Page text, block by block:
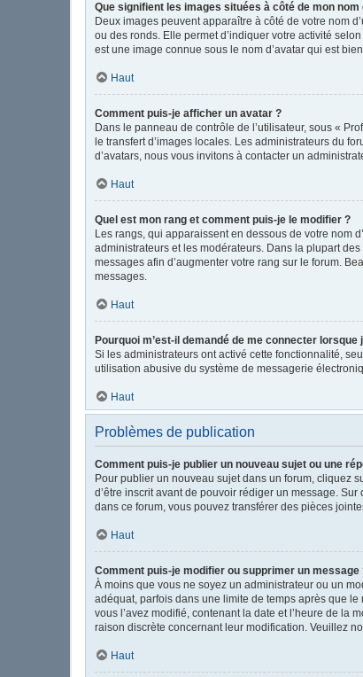
Que signifient les images situées à côté de mon nom
Deux images peuvent apparaître à côté de votre nom
ou des ronds. Elle permet d’indiquer votre activité
est une image connue sous le nom d’avatar qui est
Haut
Comment puis-je afficher un avatar ?
Dans le panneau de contrôle de l’utilisateur, sous «
le transfert d’images locales. Les administrateurs du
d’avatars, nous vous invitons à contacter un
Haut
Quel est mon rang et comment puis-je le modifier ?
Les rangs, qui apparaissent en dessous de votre nom
administrateurs et les modérateurs. Dans la plupart
messages afin d’augmenter votre rang sur le forum.
messages.
Haut
Pourquoi m’est-il demandé de me connecter
Si les administrateurs ont activé cette fonctionnalité,
utilisation abusive du système de messagerie
Haut
Problèmes de publication
Comment puis-je publier un nouveau sujet ou une
Pour publier un nouveau sujet dans un forum, cliquez
d’être inscrit avant de pouvoir rédiger un message.
dans ce forum, vous pouvez transférer des pièces
Haut
Comment puis-je modifier ou supprimer un message
À moins que vous ne soyez un administrateur ou un
adéquat, parfois dans une limite de temps après que
vous l’avez modifié, contenant la date et l’heure de la
raison discrète concernant leur modification. Veuillez
Haut